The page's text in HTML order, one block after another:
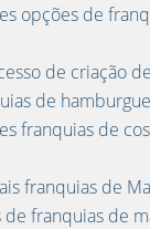
opções de
de criação
de
franquias de
franquias de
franquias de